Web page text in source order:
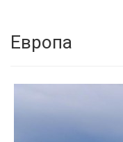
Европа